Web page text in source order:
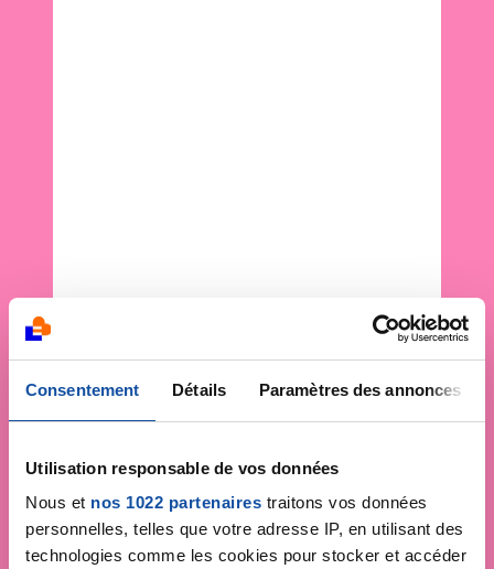
Consentement Détails Paramètres des annonces
Utilisation responsable de vos données
Nous et nos 1022 partenaires traitons vos données
personnelles, telles que votre adresse IP, en utilisant des
technologies comme les cookies pour stocker et accéder